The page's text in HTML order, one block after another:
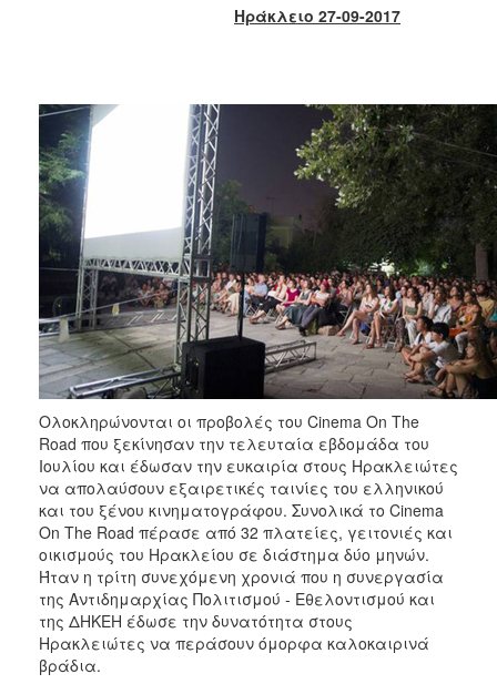
2012
2011
ΤΟΠΟΣ
ΠΟΛΙΤΙΣΜΟΣ
ΑΝΘΕΚΤΙΚΗ
ΠΟΛΗ
Ηράκλειο 27-09-2017
Ολοκληρώνονται οι προβολές του Cinema On The
Road που ξεκίνησαν την τελευταία εβδομάδα του
Ιουλίου και έδωσαν την ευκαιρία στους Ηρακλειώτες
να απολαύσουν εξαιρετικές ταινίες του ελληνικού
και του ξένου κινηματογράφου. Συνολικά το Cinema
On The Road πέρασε από 32 πλατείες, γειτονιές και
οικισμούς του Ηρακλείου σε διάστημα δύο μηνών.
Ήταν η τρίτη συνεχόμενη χρονιά που η συνεργασία
της Αντιδημαρχίας Πολιτισμού - Εθελοντισμού και
της ΔΗΚΕΗ έδωσε την δυνατότητα στους
Ηρακλειώτες να περάσουν όμορφα καλοκαιρινά
βράδια.